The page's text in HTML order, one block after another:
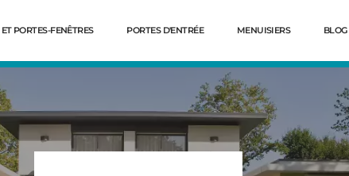
PORTES-FENÊTRES PORTES D'ENTRÉE MENUISIERS BLOG